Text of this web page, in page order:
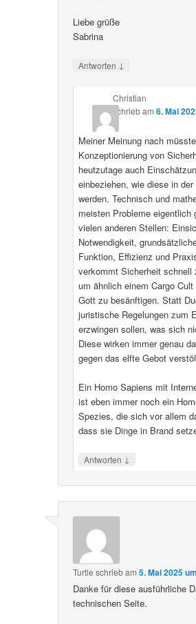
Liebe grüße
Sabrina
Antworten ↓
Christian
schriebam 6. Mai
Meiner Meinung nach
Konzeptionierung von
heutzutage auch
einbeziehen, wie diese in
werden. Technisch und
meisten Probleme eigentlich
vielen anderen Stellen:
Notwendigkeit,
Funktion, Effizienz und
verkommt Sicherheit schnell
um ähnlich einem Cargo
Gott zu besänftigen. Statt
juristische Regelungen zum
erzwingen sollen, was sich
Diese wirken immer genau
gegen das elfte Gebot
Ein Homo Sapiens mit
ist eben immer noch ein
Spezies, die sich vor allem
dass sie Dinge in Brand
Antworten ↓
Turtle schriebam5. Mai 2025
Danke für diese ausführliche
technischen Seite.